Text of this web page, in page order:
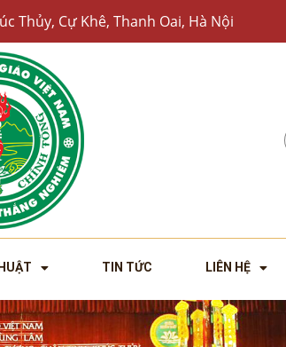
Thủy, Cự Khê, Thanh Oai, Hà Nội
TIN TỨC LIÊN HỆ